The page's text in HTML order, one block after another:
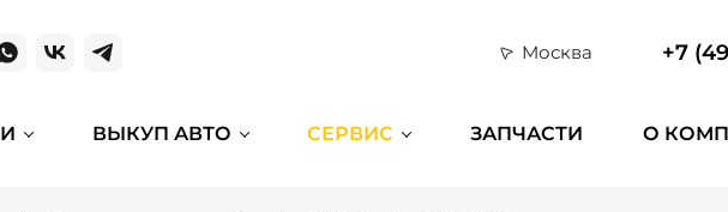
Москва +7
ВЫКУП АВТО СЕРВИС ЗАПЧАСТИ О